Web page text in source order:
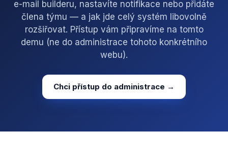
e-mail builderu, nastavíte notifikace nebo přidáte
člena týmu — a jak jde celý systém libovolně
rozšiřovat. Přístup vám připravíme na tomto
demu (ne do administrace tohoto konkrétního
webu).
Chci přístup do administrace →